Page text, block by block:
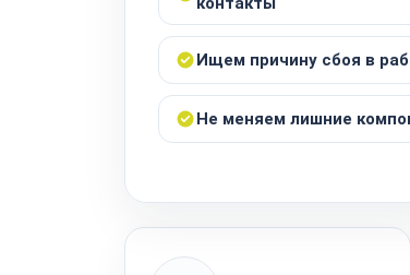
Ищем причину сбоя в
Не меняем лишние